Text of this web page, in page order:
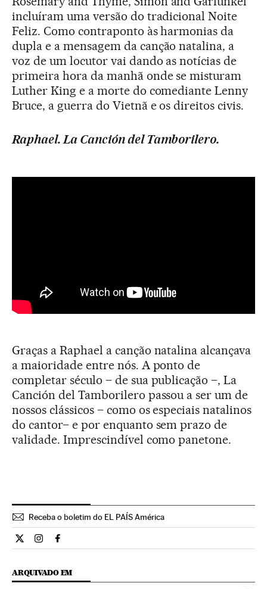
incluíram uma versão do tradicional Noite
Feliz. Como contraponto às harmonias da
dupla e a mensagem da canção natalina, a
voz de um locutor vai dando as notícias de
primeira hora da manhã onde se misturam
Luther King e a morte do comediante Lenny
Bruce, a guerra do Vietnã e os direitos civis.
Raphael. La Canción del Tamborilero.
Graças a Raphael a canção natalina alcançava
a maioridade entre nós. A ponto de
completar século – de sua publicação –, La
Canción del Tamborilero passou a ser um de
nossos clássicos – como os especiais natalinos
do cantor– e por enquanto sem prazo de
validade. Imprescindível como panetone.
Receba o boletim do EL PAÍS América
Cultura El País Brasil en Twitter
Cultura El País Brasil en Instagram
Cultura El País Brasil en Facebook
ARQUIVADO EM